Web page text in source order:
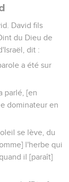
David fils
du Dieu de
dit :
a été sur
parlé, [en
dominateur en
se lève, du
l'herbe qui
il [paraît]